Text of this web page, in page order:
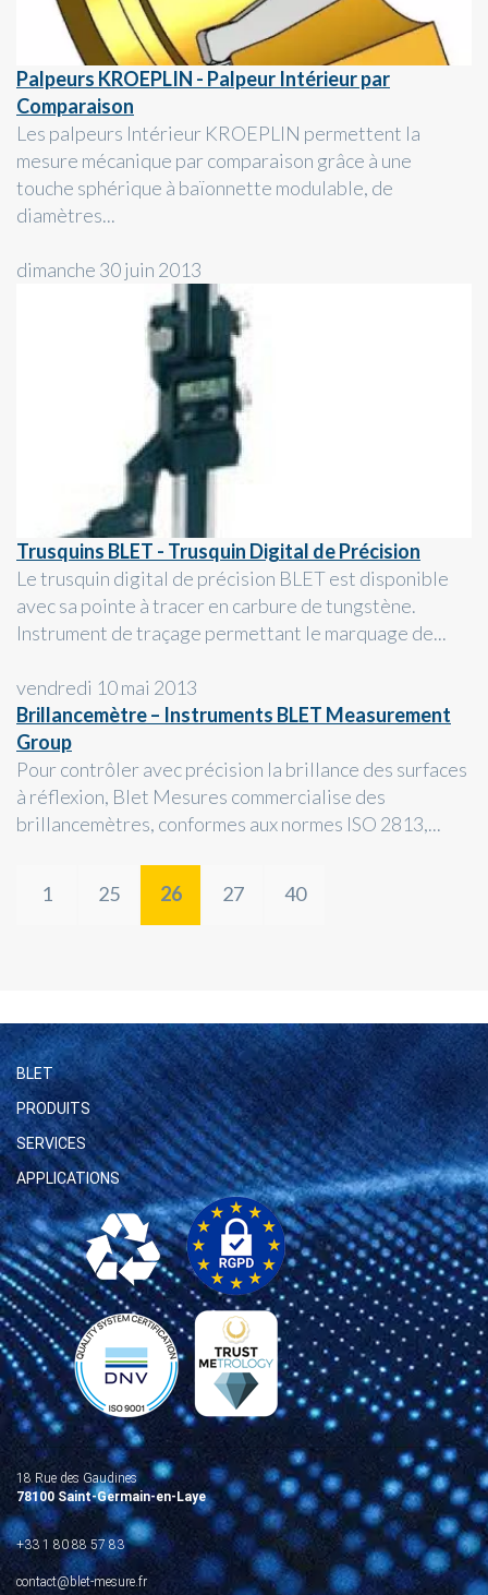
Palpeurs KROEPLIN - Palpeur Intérieur par
Comparaison
Les palpeurs Intérieur KROEPLIN permettent la
mesure mécanique par comparaison grâce à une
touche sphérique à baïonnette modulable, de
diamètres...
dimanche 30 juin 2013
Trusquins BLET - Trusquin Digital de Précision
Le trusquin digital de précision BLET est disponible
avec sa pointe à tracer en carbure de tungstène.
Instrument de traçage permettant le marquage de...
vendredi 10 mai 2013
Brillancemètre – Instruments BLET Measurement
Group
Pour contrôler avec précision la brillance des surfaces
à réflexion, Blet Mesures commercialise des
brillancemètres, conformes aux normes ISO 2813,...
1 25 26 27 40
BLET
PRODUITS
SERVICES
APPLICATIONS
18 Rue des Gaudines
78100 Saint-Germain-en-Laye
+33 1 80 88 57 83
contact@blet-mesure.fr